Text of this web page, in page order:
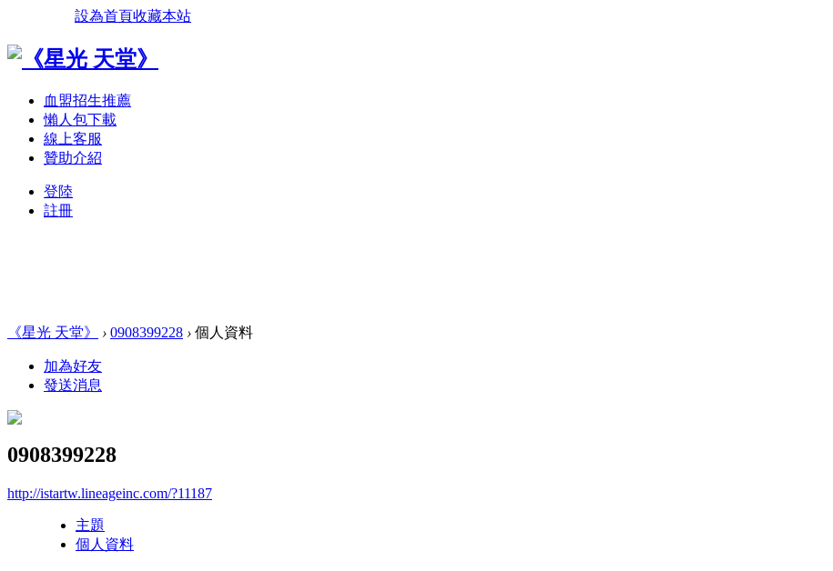
設為首頁收藏本站
血盟招生推薦
懶人包下載
線上客服
贊助介紹
登陸
註冊
《星光 天堂》 › 0908399228 › 個人資料
加為好友
發送消息
0908399228
http://istartw.lineageinc.com/?11187
主題
個人資料